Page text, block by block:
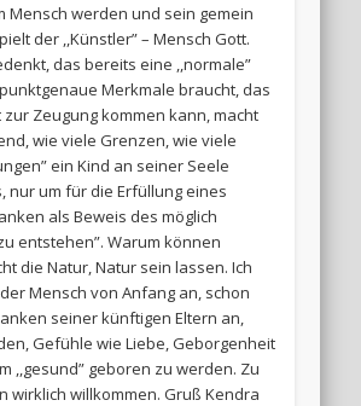
Mensch werden und sein gemein
der ,,Künstler” – Mensch Gott.
das bereits eine ,,normale”
Merkmale braucht, das
Zeugung kommen kann, macht
wie viele Grenzen, wie viele
ein Kind an seiner Seele
nur um für die Erfüllung eines
als Beweis des möglich
entstehen”. Warum können
die Natur, Natur sein lassen. Ich
Mensch von Anfang an, schon
seiner künftigen Eltern an,
Gefühle wie Liebe, Geborgenheit
,,gesund” geboren zu werden. Zu
wirklich willkommen. Gruß Kendra